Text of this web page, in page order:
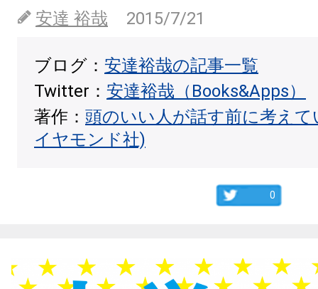
安達 裕哉
2015/7/21
ブログ： 安達裕哉の記事一覧
Twitter： 安達裕哉（Books&Apps）
著作： 頭のいい人が話す前に考え
イヤモンド社)
0